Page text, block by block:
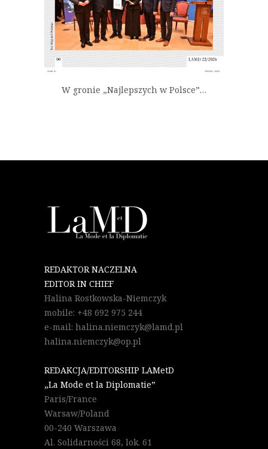
W gronie „Najlepszych w Polsce”…
REDAKTOR NACZELNA
EDITOR IN CHIEF
Halina Rostkowska-Niemczyk
mobile: +48 692 975 244
e-mail: halina.niemczyk@lamd.pl
halina.niemczyk@op.pl
REDAKCJA/EDITORSHIP LAMetD
„La Mode et la Diplomatie”
Paris/France
Warsaw/Poland
00-240 Warszawa
Al. Solidarności 68, lok. 61